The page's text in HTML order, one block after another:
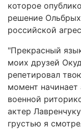
которое
решение
российской
"Прекрасный
моих друзей
репетировал
момент начинает
военной
актер
грустью я